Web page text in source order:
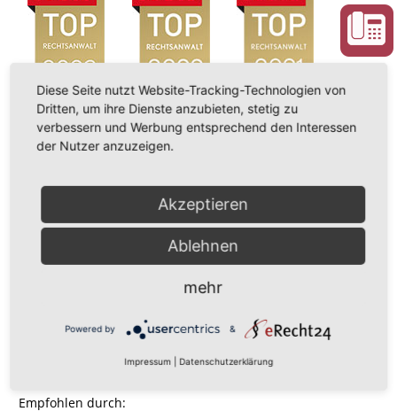
Empfohlen durch:
Diese Seite nutzt Website-Tracking-Technologien von
Dritten, um ihre Dienste anzubieten, stetig zu
verbessern und Werbung entsprechend den Interessen
der Nutzer anzuzeigen.
Akzeptieren
Ablehnen
mehr
Powered by &
Impressum Datenschutzerklärung